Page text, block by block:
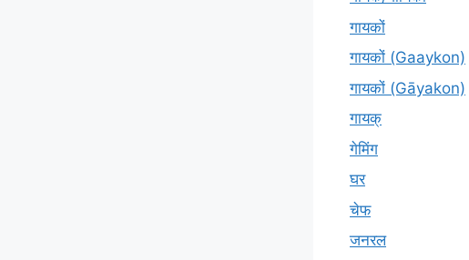
गायकों
गायकों (Gaaykon)
गायकों (Gāyakon)
गायक्
गेमिंग
घर
चेफ
जनरल